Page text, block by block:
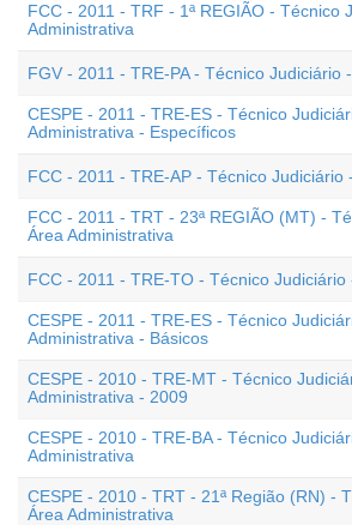
FCC - 2011 - TRF - 1ª REGIÃO - Técnico
Administrativa
FGV - 2011 - TRE-PA - Técnico Judiciário
CESPE - 2011 - TRE-ES - Técnico
Administrativa - Específicos
FCC - 2011 - TRE-AP - Técnico Judiciário
FCC - 2011 - TRT - 23ª REGIÃO (MT) -
Área Administrativa
FCC - 2011 - TRE-TO - Técnico Judiciário
CESPE - 2011 - TRE-ES - Técnico
Administrativa - Básicos
CESPE - 2010 - TRE-MT - Técnico
Administrativa - 2009
CESPE - 2010 - TRE-BA - Técnico
Administrativa
CESPE - 2010 - TRT - 21ª Região (RN) -
Área Administrativa